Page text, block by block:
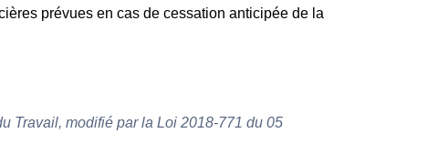
prévues en cas de cessation anticipée de la
Travail, modifié par la Loi 2018-771 du 05